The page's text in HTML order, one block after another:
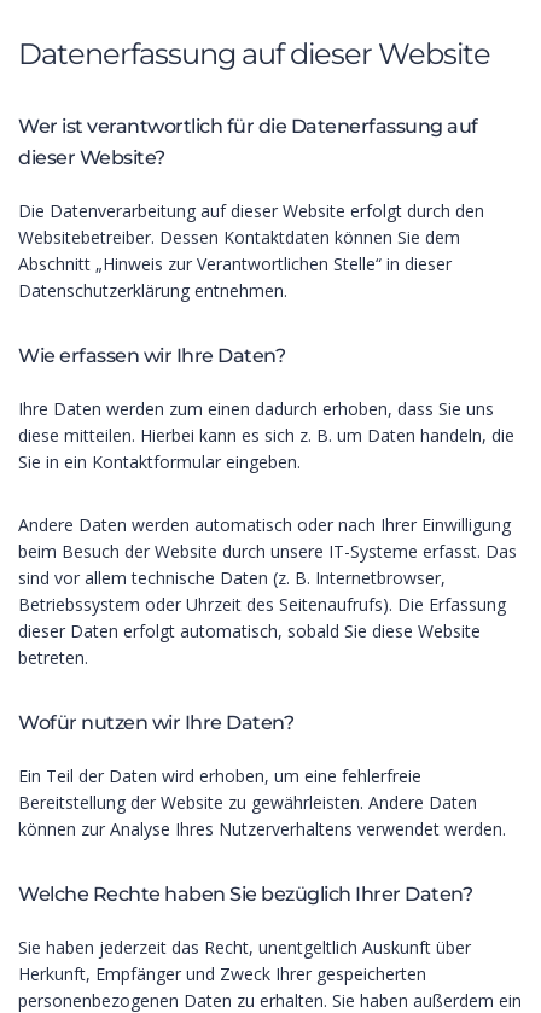
Datenerfassung auf dieser Website
Wer ist verantwortlich für die Datenerfassung auf
dieser Website?
Die Datenverarbeitung auf dieser Website erfolgt durch den
Websitebetreiber. Dessen Kontaktdaten können Sie dem
Abschnitt „Hinweis zur Verantwortlichen Stelle“ in dieser
Datenschutzerklärung entnehmen.
Wie erfassen wir Ihre Daten?
Ihre Daten werden zum einen dadurch erhoben, dass Sie uns
diese mitteilen. Hierbei kann es sich z. B. um Daten handeln, die
Sie in ein Kontaktformular eingeben.
Andere Daten werden automatisch oder nach Ihrer Einwilligung
beim Besuch der Website durch unsere IT-Systeme erfasst. Das
sind vor allem technische Daten (z. B. Internetbrowser,
Betriebssystem oder Uhrzeit des Seitenaufrufs). Die Erfassung
dieser Daten erfolgt automatisch, sobald Sie diese Website
betreten.
Wofür nutzen wir Ihre Daten?
Ein Teil der Daten wird erhoben, um eine fehlerfreie
Bereitstellung der Website zu gewährleisten. Andere Daten
können zur Analyse Ihres Nutzerverhaltens verwendet werden.
Welche Rechte haben Sie bezüglich Ihrer Daten?
Sie haben jederzeit das Recht, unentgeltlich Auskunft über
Herkunft, Empfänger und Zweck Ihrer gespeicherten
personenbezogenen Daten zu erhalten. Sie haben außerdem ein